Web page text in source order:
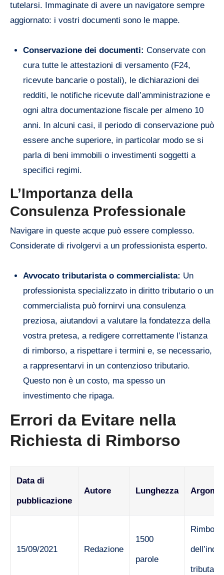
tutelarsi. Immaginate di avere un navigatore sempre
aggiornato: i vostri documenti sono le mappe.
Conservazione dei documenti: Conservate con
cura tutte le attestazioni di versamento (F24,
ricevute bancarie o postali), le dichiarazioni dei
redditi, le notifiche ricevute dall’amministrazione e
ogni altra documentazione fiscale per almeno 10
anni. In alcuni casi, il periodo di conservazione può
essere anche superiore, in particolar modo se si
parla di beni immobili o investimenti soggetti a
specifici regimi.
L’Importanza della
Consulenza Professionale
Navigare in queste acque può essere complesso.
Considerate di rivolgervi a un professionista esperto.
Avvocato tributarista o commercialista: Un
professionista specializzato in diritto tributario o un
commercialista può fornirvi una consulenza
preziosa, aiutandovi a valutare la fondatezza della
vostra pretesa, a redigere correttamente l’istanza
di rimborso, a rispettare i termini e, se necessario,
a rappresentarvi in un contenzioso tributario.
Questo non è un costo, ma spesso un
investimento che ripaga.
Errori da Evitare nella
Richiesta di Rimborso
Data di
pubblicazione
Autore Lunghezza
15/09/2021 Redazione
1500
parole
tributario